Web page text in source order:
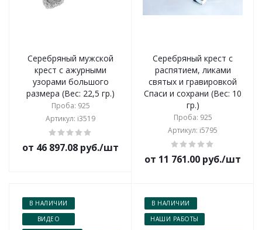
Серебряный мужской
крест с ажурными
узорами большого
размера (Вес: 22,5 гр.)
Проба: 925
Артикул: i3519
от 46 897.08 руб./шт
Серебряный крест с
распятием, ликами
святых и гравировкой
Спаси и сохрани (Вес: 10
гр.)
Проба: 925
Артикул: i5795
от 11 761.00 руб./шт
В НАЛИЧИИ
ВИДЕО
В НАЛИЧИИ
НАШИ РАБОТЫ